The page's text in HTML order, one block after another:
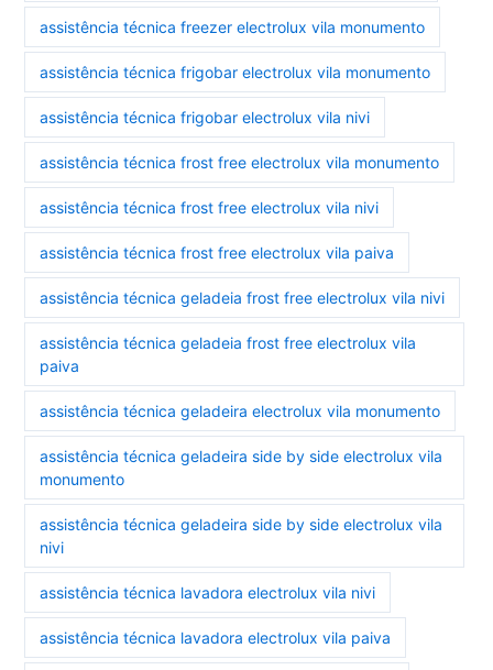
assistência técnica freezer electrolux vila monumento
assistência técnica frigobar electrolux vila monumento
assistência técnica frigobar electrolux vila nivi
assistência técnica frost free electrolux vila monumento
assistência técnica frost free electrolux vila nivi
assistência técnica frost free electrolux vila paiva
assistência técnica geladeia frost free electrolux vila nivi
assistência técnica geladeia frost free electrolux vila
paiva
assistência técnica geladeira electrolux vila monumento
assistência técnica geladeira side by side electrolux vila
monumento
assistência técnica geladeira side by side electrolux vila
nivi
assistência técnica lavadora electrolux vila nivi
assistência técnica lavadora electrolux vila paiva